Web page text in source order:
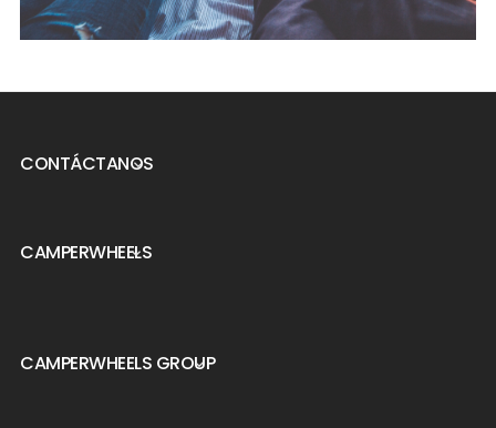
CONTÁCTANOS

CAMPERWHEELS

CAMPERWHEELS GROUP
